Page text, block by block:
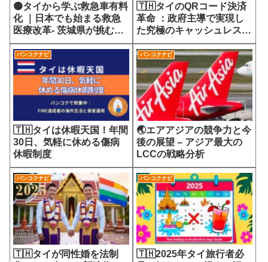
🟠タイから学ぶ救急車有料
化 ｜日本でも始まる救急
医療改革- 茨城県が挑む
7700円の選定療養費が示
す医療サービスの未来
🇹🇭タイのQRコード決済
革命 ：政府主導で実現し
た究極のキャッシュレス社
会
バンコクナビ
🇹🇭タイは休暇天国！年間
30日、気軽に休める傷病
休暇制度
バンコクナビ
🌏エアアジアの競争力と今
後の展望 – アジア最大の
LCCの戦略分析
バンコクナビ
🇹🇭タイが同性婚を法制
バンコクナビ
🇹🇭2025年タイ旅行者必